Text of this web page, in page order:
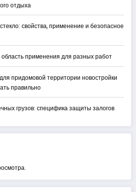
отдыха
свойства, применение и безопасное
применения для разных работ
придомовой территории новостройки
правильно
грузов: специфика защиты залогов